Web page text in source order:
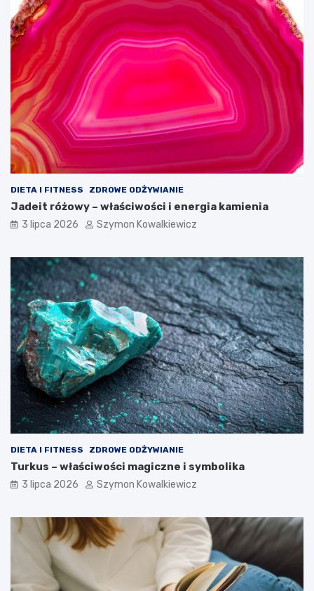
DIETA I FITNESS ZDROWE ODŻYWIANIE
Jadeit różowy – właściwości i energia kamienia
3 lipca 2026 Szymon Kowalkiewicz
DIETA I FITNESS ZDROWE ODŻYWIANIE
Turkus – właściwości magiczne i symbolika
3 lipca 2026 Szymon Kowalkiewicz